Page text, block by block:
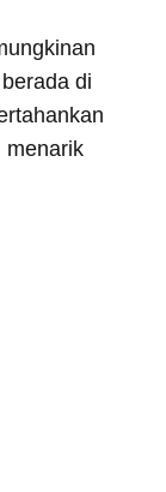
di
menarik